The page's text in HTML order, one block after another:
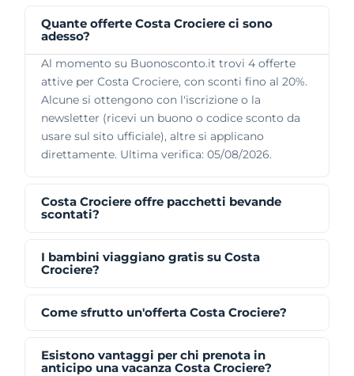
Quante offerte Costa Crociere ci sono
adesso?
Al momento su Buonosconto.it trovi 4 offerte
attive per Costa Crociere, con sconti fino al 20%.
Alcune si ottengono con l'iscrizione o la
newsletter (ricevi un buono o codice sconto da
usare sul sito ufficiale), altre si applicano
direttamente. Ultima verifica: 05/08/2026.
Costa Crociere offre pacchetti bevande
scontati?
I bambini viaggiano gratis su Costa
Crociere?
Come sfrutto un'offerta Costa Crociere?
Esistono vantaggi per chi prenota in
anticipo una vacanza Costa Crociere?